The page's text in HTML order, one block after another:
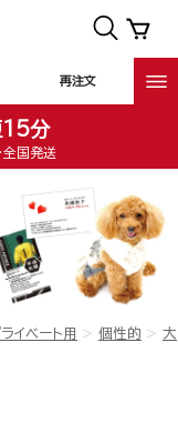
再注文
15分
全国発送
イベート用 個性的
大